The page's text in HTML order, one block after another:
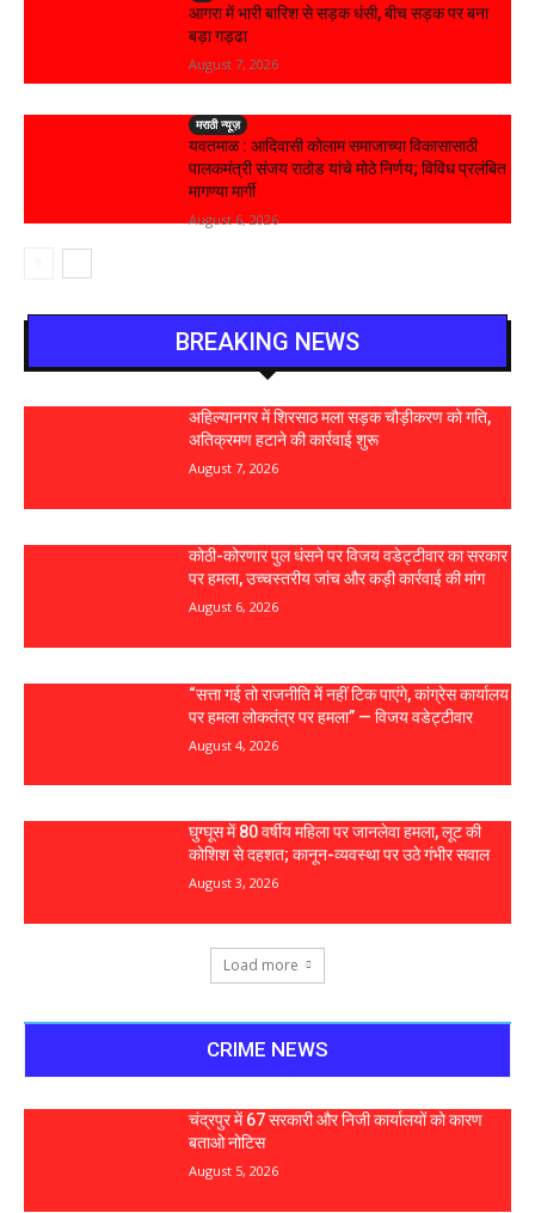
आगरा में भारी बारिश से सड़क धंसी, बीच सड़क पर बना
बड़ा गड्ढा
August 7, 2026
मराठी न्यूज़
यवतमाळ : आदिवासी कोलाम समाजाच्या विकासासाठी
पालकमंत्री संजय राठोड यांचे मोठे निर्णय; विविध प्रलंबित
मागण्या मार्गी
August 6, 2026
BREAKING NEWS
अहिल्यानगर में शिरसाठ मला सड़क चौड़ीकरण को गति,
अतिक्रमण हटाने की कार्रवाई शुरू
August 7, 2026
कोठी-कोरणार पुल धंसने पर विजय वडेट्टीवार का सरकार
पर हमला, उच्चस्तरीय जांच और कड़ी कार्रवाई की मांग
August 6, 2026
“सत्ता गई तो राजनीति में नहीं टिक पाएंगे, कांग्रेस कार्यालय
पर हमला लोकतंत्र पर हमला” — विजय वडेट्टीवार
August 4, 2026
घुग्घूस में 80 वर्षीय महिला पर जानलेवा हमला, लूट की
कोशिश से दहशत; कानून-व्यवस्था पर उठे गंभीर सवाल
August 3, 2026
Load more
CRIME NEWS
चंद्रपुर में 67 सरकारी और निजी कार्यालयों को कारण
बताओ नोटिस
August 5, 2026